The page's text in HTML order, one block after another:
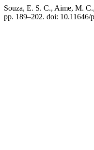
Souza, E. S. C., Aime, M.
pp. 189–202. doi: 10.11646/